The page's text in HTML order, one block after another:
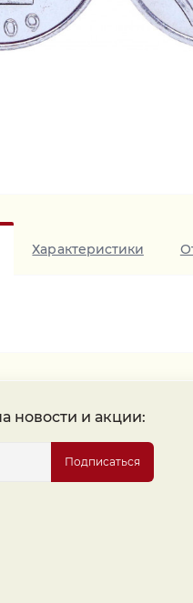
Характеристики
новости и акции:
Подписаться